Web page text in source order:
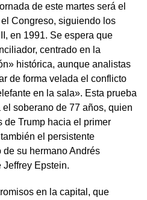
de este martes será el
Congreso, siguiendo los
en 1991. Se espera que
centrado en la
histórica, aunque analistas
de forma velada el conflicto
en la sala». Esta prueba
soberano de 77 años, quien
de Trump hacia el primer
el persistente
su hermano Andrés
Epstein.
en la capital, que